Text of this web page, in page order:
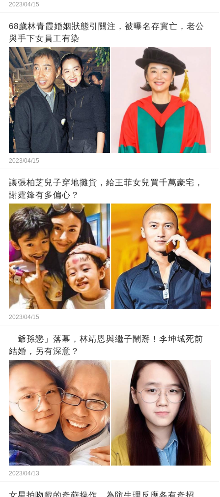
2023/04/15
68歲林青霞婚姻狀態引關注，被曝名存實亡，老公
與手下女員工有染
2023/04/15
讓張柏芝兒子穿地攤貨，給王菲女兒買千萬豪宅，
謝霆鋒有多偏心？
2023/04/15
「爺孫戀」落幕，林靖恩與繼子鬧掰！李坤城死前
結婚，另有深意？
2023/04/13